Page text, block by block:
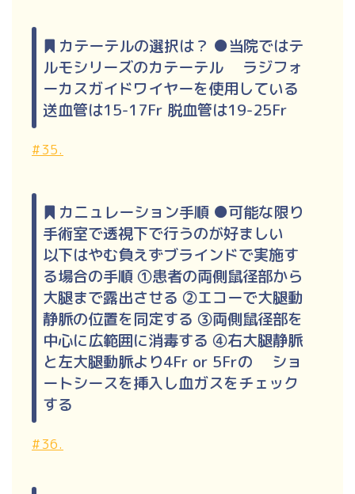
カテーテルの選択は？ ●当院ではテ
ルモシリーズのカテーテル ラジフォ
ーカスガイドワイヤーを使用している
送血管は15-17Fr 脱血管は19-25Fr
#35.
カニュレーション手順 ●可能な限り
手術室で透視下で行うのが好ましい
以下はやむ負えずブラインドで実施す
る場合の手順 ①患者の両側鼠径部から
大腿まで露出させる ②エコーで大腿動
静脈の位置を同定する ③両側鼠径部を
中心に広範囲に消毒する ④右大腿静脈
と左大腿動脈より4Fr or 5Frの ショ
ートシースを挿入し血ガスをチェック
する
#36.